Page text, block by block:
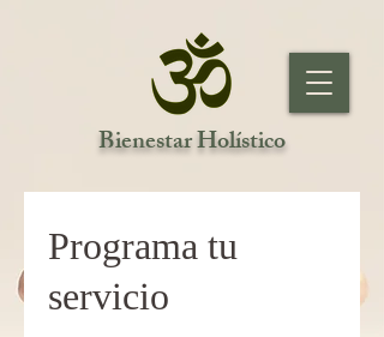
Bienestar Holístico
Programa tu
servicio